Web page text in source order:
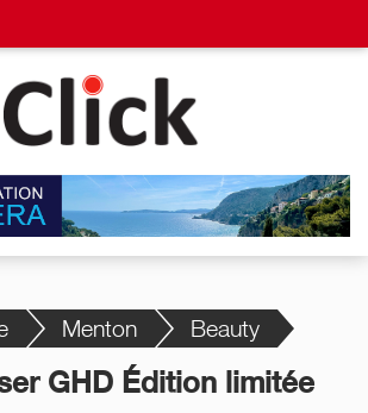
Menton Beauty
GHD Édition limitée